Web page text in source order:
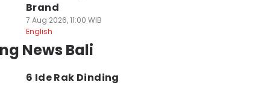
Brand
7 Aug 2026, 11:00 WIB
English
News Bali
6 Ide Rak Dinding